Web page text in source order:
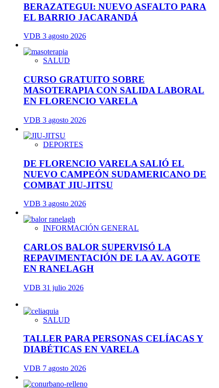
BERAZATEGUI: NUEVO ASFALTO PARA
EL BARRIO JACARANDÁ
VDB 3 agosto 2026
SALUD
CURSO GRATUITO SOBRE
MASOTERAPIA CON SALIDA LABORAL
EN FLORENCIO VARELA
VDB 3 agosto 2026
DEPORTES
DE FLORENCIO VARELA SALIÓ EL
NUEVO CAMPEÓN SUDAMERICANO DE
COMBAT JIU-JITSU
VDB 3 agosto 2026
INFORMACIÓN GENERAL
CARLOS BALOR SUPERVISÓ LA
REPAVIMENTACIÓN DE LA AV. AGOTE
EN RANELAGH
VDB 31 julio 2026
SALUD
TALLER PARA PERSONAS CELÍACAS Y
DIABÉTICAS EN VARELA
VDB 7 agosto 2026